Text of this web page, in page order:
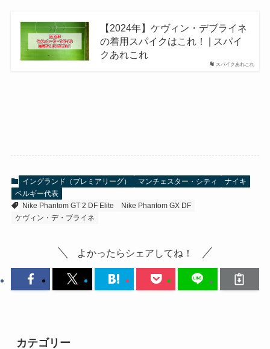
スパイクあれこれ
【2024年】ケヴィン・デブライネ
の着用スパイクはこれ！ | スパイ
クあれこれ
イングランド（プレミアリーグ） マンチェスター・シティ
ナイキ
ベルギー代表
Nike Phantom GT 2 DF Elite
Nike Phantom GX DF
ケヴィン・デ・ブライネ
よかったらシェアしてね！
カテゴリー